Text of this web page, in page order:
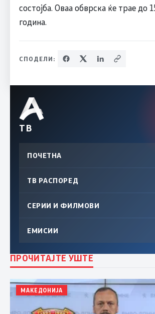
состојба. Оваа обврска ќе трае до
година.
СПОДЕЛИ:
ТВ
ПОЧЕТНА
ТВ РАСПОРЕД
СЕРИИ И ФИЛМОВИ
ЕМИСИИ
ПРОЧИТАЈТЕ УШТЕ
МАКЕДОНИЈА